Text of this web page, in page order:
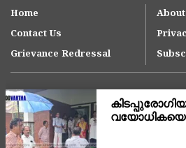
Home
About
Contact Us
Grievance Redressal